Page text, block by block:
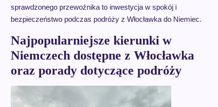
sprawdzonego przewoźnika to inwestycja w spokój i
bezpieczeństwo podczas podróży z Włocławka do Niemiec.
Najpopularniejsze kierunki w
Niemczech dostępne z Włocławka
oraz porady dotyczące podróży